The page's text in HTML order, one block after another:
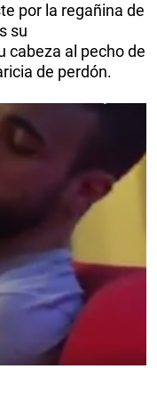
por la regañina de
su
cabeza al pecho de
de perdón.